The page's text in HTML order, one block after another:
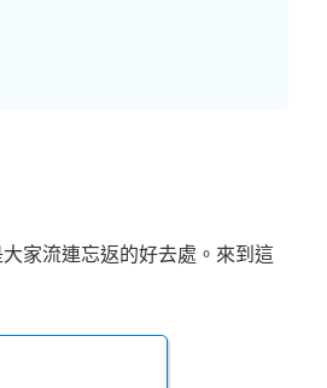
家流連忘返的好去處。來到這